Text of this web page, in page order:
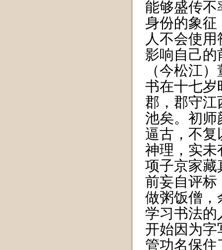
能够盛传不
身份的象征
人不会使
影响自己的
（今松江
书在十七岁
郡，郡守江
池矣。初
逼古，不复
神理，实未
项子京家藏
前妄自评标
做粥饭僧，
学习书法的
开始因为字
管功名保住